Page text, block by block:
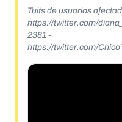
Tuits de usuarios
https://twitter.com/
2381 -
https://twitter.com/